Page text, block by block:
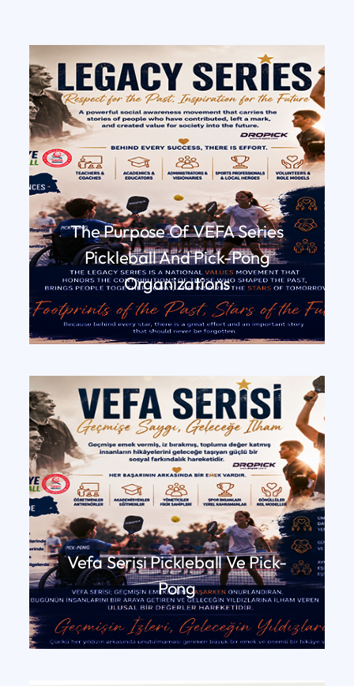
The Purpose Of VEFA Series
Pickleball And Pick-Pong
Organizations
DEVAMINI OKU
Vefa Serisi Pickleball Ve Pick-
Pong
DEVAMINI OKU